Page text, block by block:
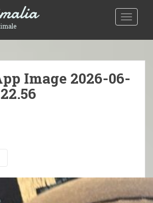
Toggle
Image 2026-06-